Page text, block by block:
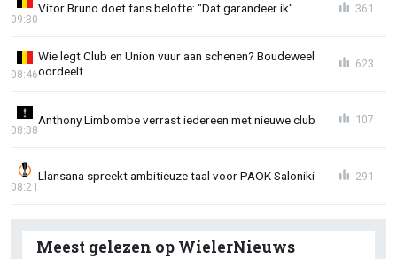
Vitor Bruno doet fans belofte: "Dat garandeer ik"
09:30
361
Wie legt Club en Union vuur aan schenen? Boudeweel
oordeelt
08:46
623
Anthony Limbombe verrast iedereen met nieuwe club
08:38
107
Llansana spreekt ambitieuze taal voor PAOK Saloniki
08:21
291
Meest gelezen op WielerNieuws